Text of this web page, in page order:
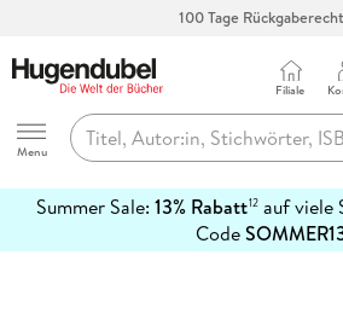
100 Tage
Hugendubel
Menu
Filiale
Summer Sale: 13% Rabatt12auf viele
Code
erfahren